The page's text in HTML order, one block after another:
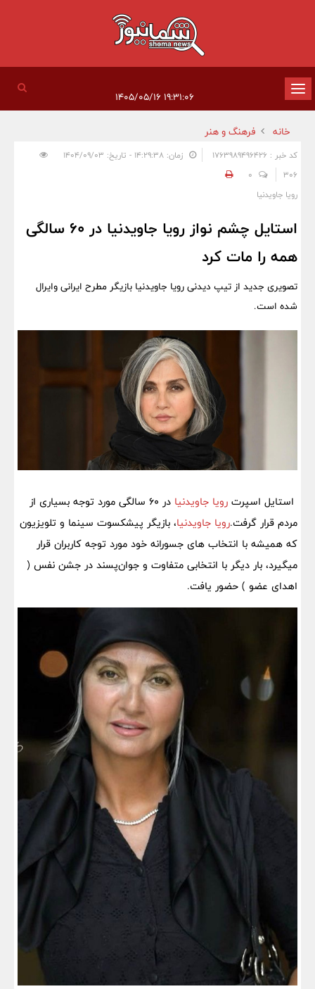
تغییر
وضعیت
ناوبری
۱۹:۳۱:۰۶ ۱۴۰۵/۰۵/۱۶
خانه فرهنگ و هنر
کد خبر : 1763989496426
زمان: ۱۴:۲۹:۳۸ - تاریخ: ۱۴۰۴/۰۹/۰۳
306
0
رویا جاویدنیا
استایل چشم نواز رویا جاویدنیا در 60 سالگی
همه را مات کرد
تصویری جدید از تیپ دیدنی رویا جاویدنیا بازیگر مطرح ایرانی وایرال
شده است.
استایل اسپرت رویا جاویدنیا
در 60 سالگی مورد توجه بسیاری از
مردم قرار گرفت.رویا جاویدنیا، بازیگر پیشکسوت سینما و تلویزیون
که همیشه با انتخاب های جسورانه خود مورد توجه کاربران قرار
میگیرد، بار دیگر با انتخابی متفاوت و جوان‌پسند در جشن نفس (
اهدای عضو ) حضور یافت.